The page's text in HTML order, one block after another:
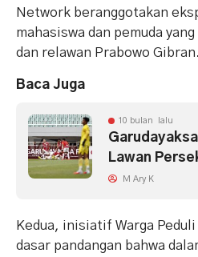
Network beranggotakan
mahasiswa dan pemuda
dan relawan Prabowo Gibran.
Baca Juga
10 bulan lalu
Lawan
M Ary K
Kedua, inisiatif Warga
dasar pandangan bahwa